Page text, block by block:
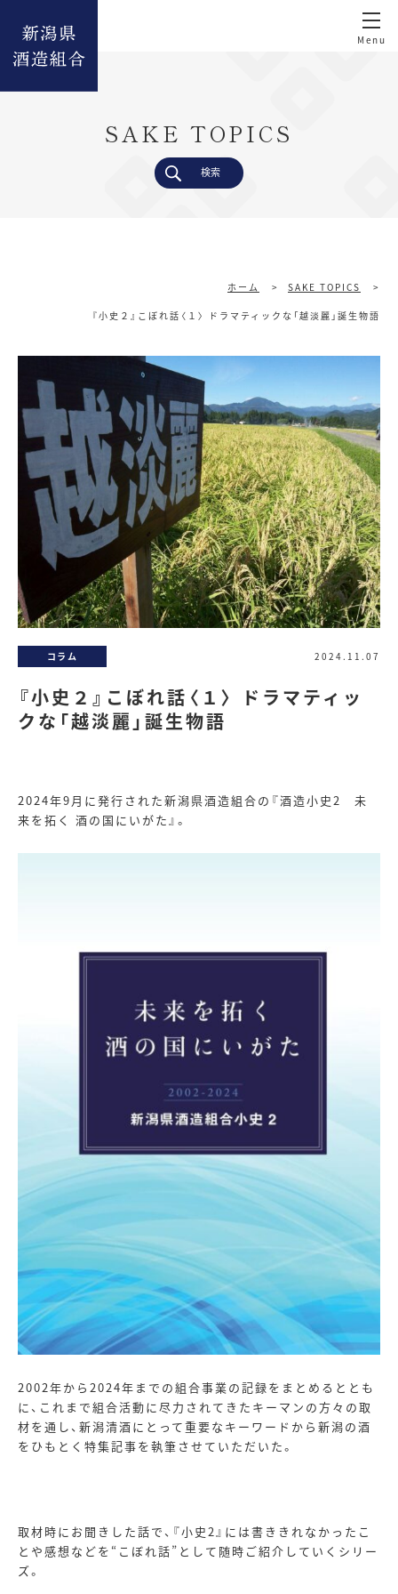
SAKE TOPICS
検索
ホーム > SAKE TOPICS >
『小史２』こぼれ話〈１〉 ドラマティックな「越淡麗」誕生物語
コラム 2024.11.07
『小史２』こぼれ話〈１〉 ドラマティッ
クな「越淡麗」誕生物語
2024年9月に発行された新潟県酒造組合の『酒造小史2
未
来を拓く 酒の国にいがた』。
2002年から 2024年までの組合事業の記録をまとめるととも
に、これまで組合活動に尽力されてきたキーマンの方々の取
材を通し、新潟清酒にとって重要なキーワードから新潟の酒
をひもとく特集記事を執筆させていただいた。
取材時にお聞きした話で、『小史2』には書ききれなかったこ
とや感想などを“こぼれ話”として随時ご紹介していくシリー
ズ。